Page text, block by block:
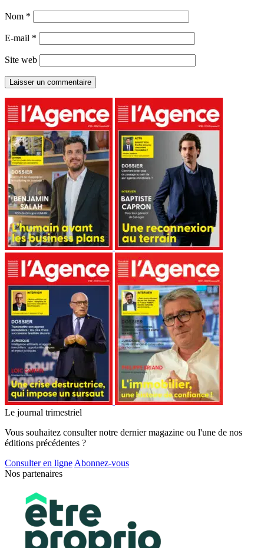
Nom *
E-mail *
Site web
Le journal trimestriel
Vous souhaitez consulter notre dernier magazine ou l'une de nos
éditions précédentes ?
Consulter en ligne Abonnez-vous
Nos partenaires